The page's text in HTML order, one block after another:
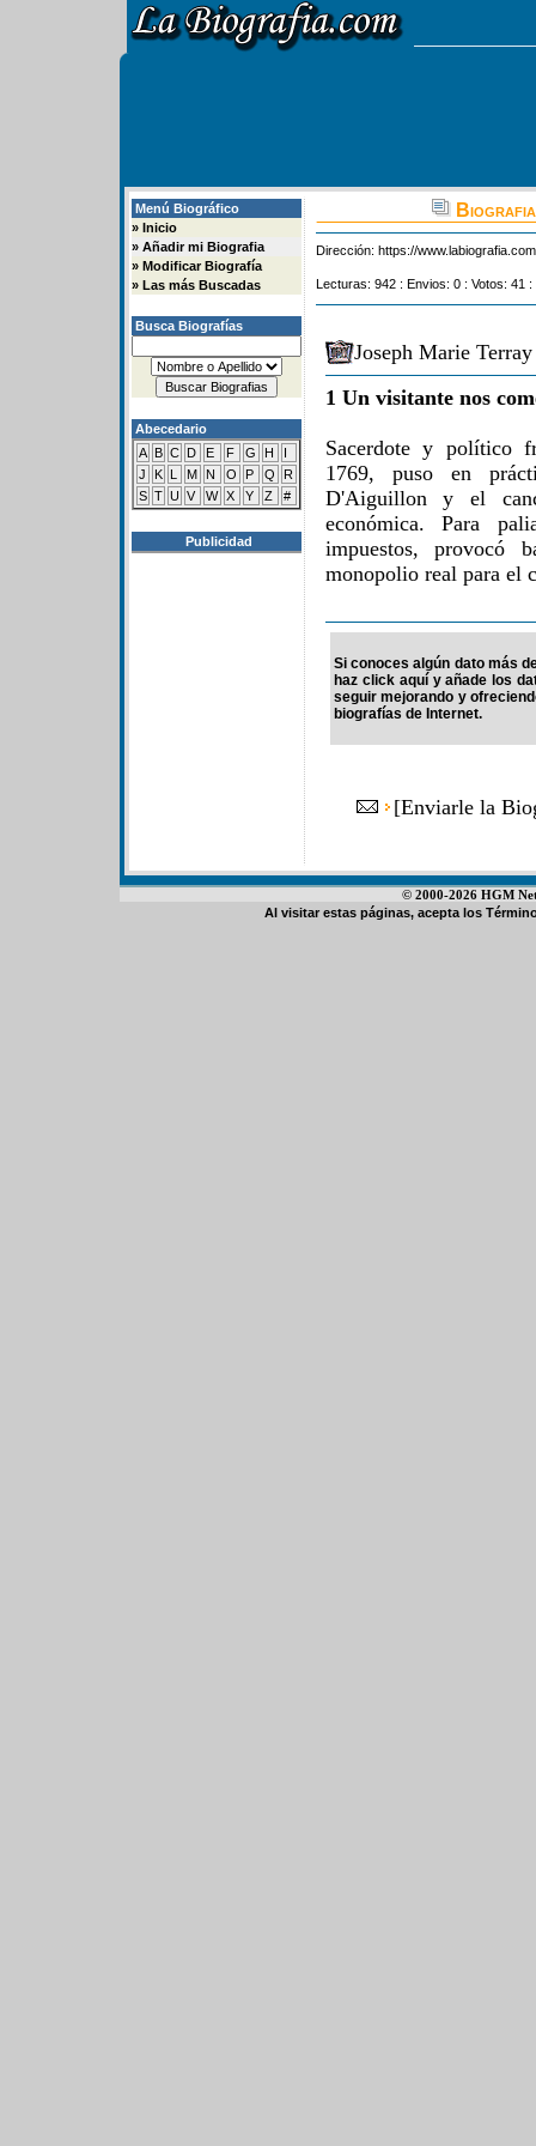
Menú Biográfico
» Inicio
» Añadir mi Biografia
» Modificar Biografía
» Las más Buscadas
Busca Biografías
Abecedario
A B C D E F G H
I
J
K L M N O P Q
R
S T U V W X Y Z #
Publicidad
Dirección: https://
Lecturas: 942 : Envios: 0 : Votos: 41
Joseph Marie
1 Un visitante nos
Sacerdote y político
1769, puso en
D'Aiguillon y el
económica. Para
impuestos, provocó
monopolio real para el
Si conoces algún dato más
haz click aquí y añade los
seguir mejorando y
biografías de Internet.
[Enviarle la
© 2000-2026 HGM
Al visitar estas páginas, acepta los